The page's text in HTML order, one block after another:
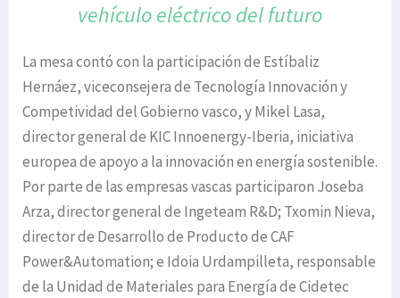
vehículo eléctrico del futuro
La mesa contó con la participación de Estíbaliz
Hernáez, viceconsejera de Tecnología Innovación y
Competividad del Gobierno vasco, y Mikel Lasa,
director general de KIC Innoenergy-Iberia, iniciativa
europea de apoyo a la innovación en energía sostenible.
Por parte de las empresas vascas participaron Joseba
Arza, director general de Ingeteam R&D; Txomin Nieva,
director de Desarrollo de Producto de CAF
Power&Automation; e Idoia Urdampilleta, responsable
de la Unidad de Materiales para Energía de Cidetec